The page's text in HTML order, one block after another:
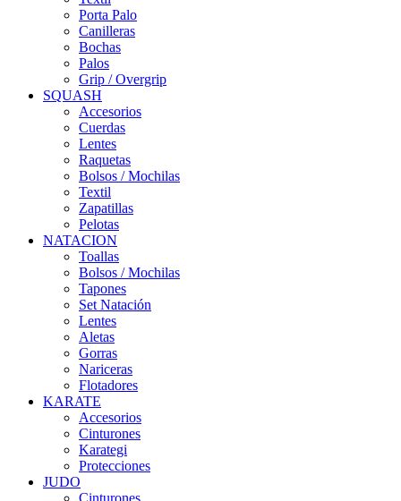
Porta Palo
Canilleras
Bochas
Palos
Grip / Overgrip
SQUASH
Accesorios
Cuerdas
Lentes
Raquetas
Bolsos / Mochilas
Textil
Zapatillas
Pelotas
NATACION
Toallas
Bolsos / Mochilas
Tapones
Set Natación
Lentes
Aletas
Gorras
Nariceras
Flotadores
KARATE
Accesorios
Cinturones
Karategi
Protecciones
JUDO